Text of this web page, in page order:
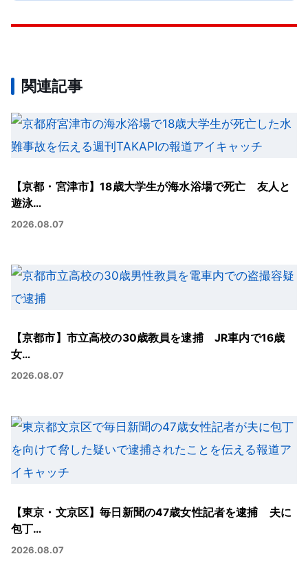
関連記事
【京都・宮津市】18歳大学生が海水浴場で死亡 友人と
遊泳…
2026.08.07
【京都市】市立高校の30歳教員を逮捕 JR車内で16歳
女…
2026.08.07
【東京・文京区】毎日新聞の47歳女性記者を逮捕 夫に
包丁…
2026.08.07